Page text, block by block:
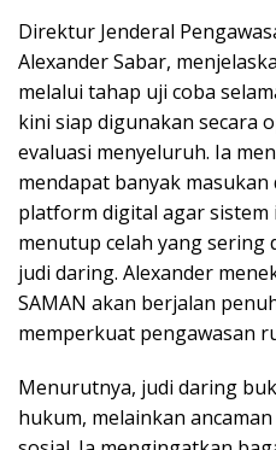
Direktur Jenderal
Alexander Sabar,
melalui tahap uji coba
kini siap digunakan secara
evaluasi menyeluruh. Ia
mendapat banyak
platform digital agar
menutup celah yang
judi daring. Alexander
SAMAN akan berjalan
memperkuat pengawasan
Menurutnya, judi daring
hukum, melainkan